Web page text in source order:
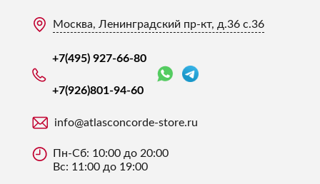
Москва, Ленинградский пр-кт, д.36 с.36
+7(495) 927-66-80
+7(926)801-94-60
info@atlasconcorde-store.ru
Пн-Сб: 10:00 до 20:00
Вс: 11:00 до 19:00